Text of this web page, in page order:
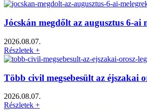
Jócskán megdőlt az augusztus 6-
2026.08.07.
Részletek +
Több civil megsebesült az éjszakai
2026.08.07.
Részletek +